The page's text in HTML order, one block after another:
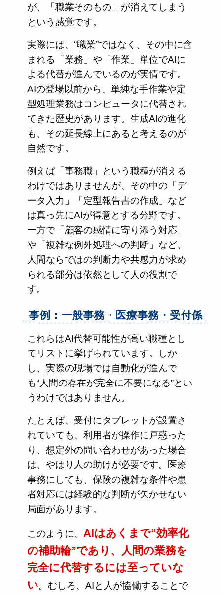
が、「職業そのもの」が消えてしまう
という感覚です。
実際には、“職業”ではなく、その中に含
まれる「業務」や「作業」単位でAIに
よる代替が進んでいるのが実情です。
AIの登場以前から、単純な手作業や定
型処理業務はコンピュータに代替され
てきた歴史があります。生成AIの進化
も、その延長線上にあると考えるのが
自然です。
例えば「事務職」という職種が消える
わけではありませんが、その中の「デ
ータ入力」「定型報告書の作成」など
は真っ先にAIが得意とする分野です。
一方で「顧客の感情に寄り添う対応」
や「複雑な例外処理への判断」など、
人間ならではの判断力や共感力が求め
られる部分は依然として人の役割で
す。
事例：一般事務・医療事務・受付係
これらはAI代替可能性が高い職種とし
てリストに挙げられています。しか
し、実際の現場では自動化が進んで
も“人間の存在が完全に不要になる”とい
うわけではありません。
たとえば、受付にタブレットが設置さ
れていても、利用者が操作に戸惑った
り、想定外の問い合わせがあった場合
は、やはり人の助けが必要です。医療
事務にしても、保険の複雑な条件や患
者対応には経験的な判断が欠かせない
局面があります。
このように、 AIはあくまで“効率化
の補助輪”であり、人間の業務を
完全に代替するには至っていな
い。むしろ、AIと人が協働することで